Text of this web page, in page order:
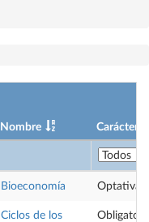
Nombre Carácter
Bioeconomía Optativa
Ciclos de los